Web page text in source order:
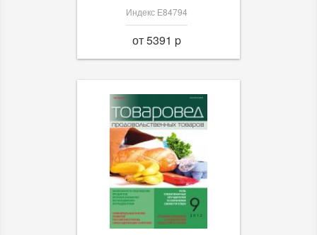
Индекс Е84794
от 5391 p